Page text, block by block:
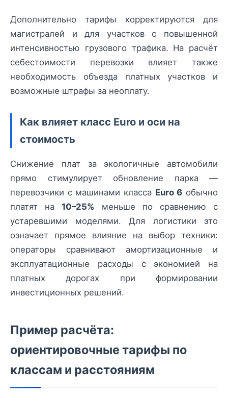
Дополнительно тарифы корректируются для
магистралей и для участков с повышенной
интенсивностью грузового трафика. На расчёт
себестоимости перевозки влияет также
необходимость объезда платных участков и
возможные штрафы за неоплату.
Как влияет класс Euro и оси на
стоимость
Снижение плат за экологичные автомобили
прямо стимулирует обновление парка —
перевозчики с машинами класса Euro 6 обычно
платят на10–25% меньше по сравнению с
устаревшими моделями. Для логистики это
означает прямое влияние на выбор техники:
операторы сравнивают амортизационные и
эксплуатационные расходы с экономией на
платных дорогах при формировании
инвестиционных решений.
Пример расчёта:
ориентировочные тарифы по
классам и расстояниям